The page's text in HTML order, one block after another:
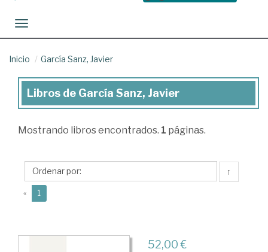
Toggle navigation
Inicio García Sanz, Javier
Libros
García
Javier
Libros de García Sanz, Javier
Mostrando libros encontrados. 1 páginas.
↑
« 1
52,00 €